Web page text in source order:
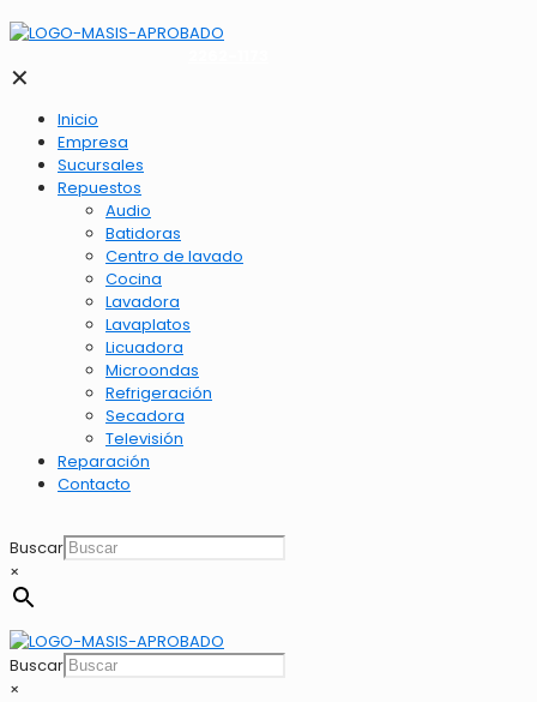
✕
Inicio
Empresa
Sucursales
Repuestos
Audio
Batidoras
Centro de lavado
Cocina
Lavadora
Lavaplatos
Licuadora
Microondas
Refrigeración
Secadora
Televisión
Reparación
Contacto
Buscar
×
Buscar
×